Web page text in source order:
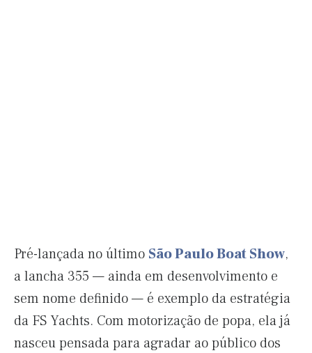
Pré-lançada no último São Paulo Boat Show,
a lancha 355 — ainda em desenvolvimento e
sem nome definido — é exemplo da estratégia
da FS Yachts. Com motorização de popa, ela já
nasceu pensada para agradar ao público dos